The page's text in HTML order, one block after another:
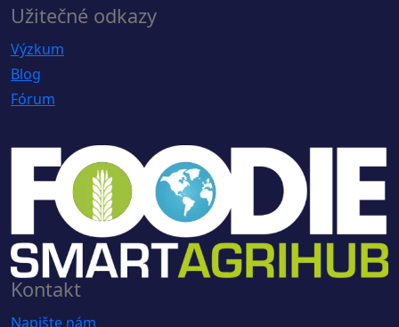
Užitečné odkazy
Výzkum
Blog
Fórum
Kontakt
Napište nám